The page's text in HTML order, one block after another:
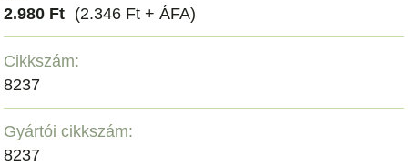
2.980 Ft (2.346 Ft + ÁFA)
Cikkszám:
8237
Gyártói cikkszám:
8237